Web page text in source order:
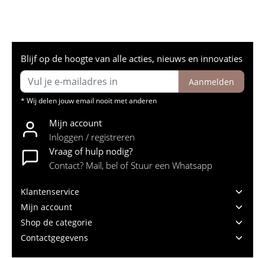
Blijf op de hoogte van alle acties, nieuws en innovaties
Aanmelden
* Wij delen jouw email nooit met anderen
Mijn account
Inloggen / registreren
Vraag of hulp nodig?
Contact? Mail, bel of Stuur een Whatsapp
Klantenservice
Mijn account
Shop de categorie
Contactgegevens